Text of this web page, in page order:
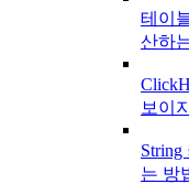
테이
산하
보이
는 방